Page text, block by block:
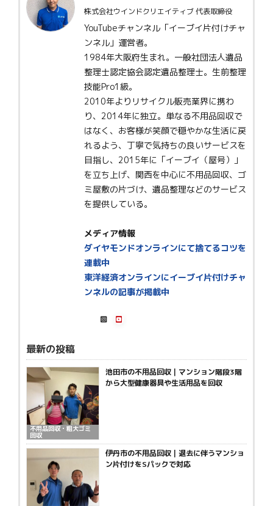
株式会社ウインドクリエイティブ 代表取締役
YouTubeチャンネル「イーブイ片付けチャ
ンネル」運営者。
1984年大阪府生まれ。一般社団法人遺品
整理士認定協会認定遺品整理士。生前整理
技能Pro1級。
2010年よりリサイクル販売業界に携わ
り、2014年に独立。単なる不用品回収で
はなく、お客様が笑顔で穏やかな生活に戻
れるよう、丁寧で気持ちの良いサービスを
目指し、2015年に「イーブイ（屋号）」
を立ち上げ、関西を中心に不用品回収、ゴ
ミ屋敷の片づけ、遺品整理などのサービス
を提供している。
メディア情報
ダイヤモンドオンラインにて捨てるコツを
連載中
東洋経済オンラインにイーブイ片付けチャ
ンネルの記事が掲載中
最新の投稿
不用品回収・粗大ゴミ
回収
池田市の不用品回収｜マンション階段3階
から大型健康器具や生活用品を回収
伊丹市の不用品回収｜退去に伴うマンショ
ン片付けをSパックで対応